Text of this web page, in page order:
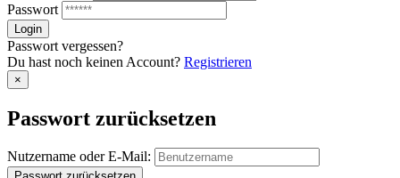
Passwort
Passwort vergessen?
Du hast noch keinen Account? Registrieren
×
Passwort zurücksetzen
Nutzername oder E-Mail: